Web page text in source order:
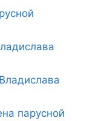
парусной